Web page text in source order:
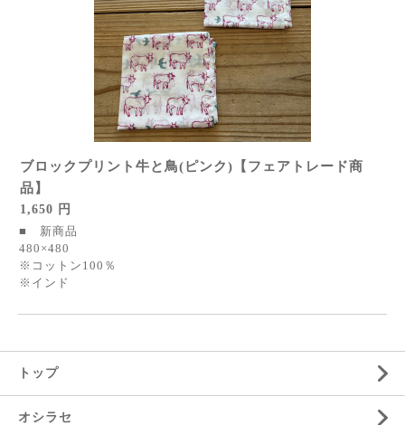
ブロックプリント牛と鳥(ピンク)【フェアトレード商
品】
1,650 円
■ 新商品
480×480
※コットン100％
※インド
トップ
オシラセ